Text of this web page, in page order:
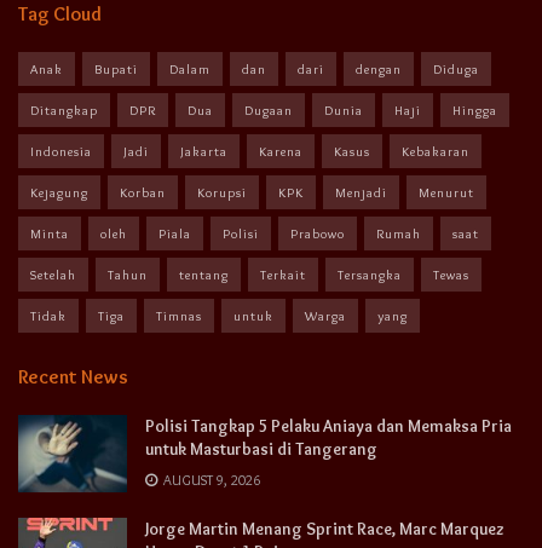
Tag Cloud
Anak Bupati Dalam dan dari dengan Diduga
Ditangkap DPR Dua Dugaan Dunia Haji Hingga
Indonesia Jadi Jakarta Karena Kasus Kebakaran
Kejagung Korban Korupsi KPK Menjadi Menurut
Minta oleh Piala Polisi Prabowo Rumah saat
Setelah Tahun tentang Terkait Tersangka Tewas
Tidak Tiga Timnas untuk Warga yang
Recent News
Polisi Tangkap 5 Pelaku Aniaya dan Memaksa Pria
untuk Masturbasi di Tangerang
AUGUST 9, 2026
Jorge Martin Menang Sprint Race, Marc Marquez